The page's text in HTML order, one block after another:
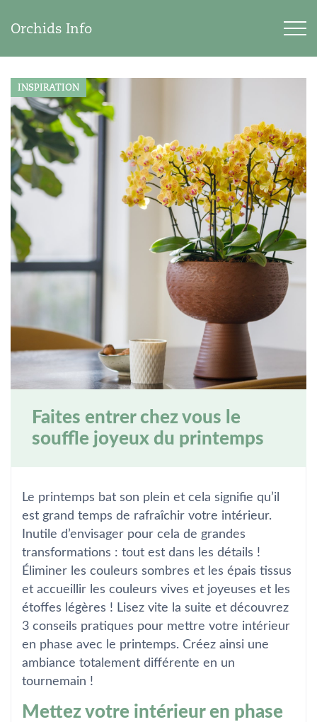
Orchids Info
INSPIRATION
Faites entrer chez vous le
souffle joyeux du printemps
Le printemps bat son plein et cela signifie qu’il
est grand temps de rafraîchir votre intérieur.
Inutile d’envisager pour cela de grandes
transformations : tout est dans les détails !
Éliminer les couleurs sombres et les épais tissus
et accueillir les couleurs vives et joyeuses et les
étoffes légères ! Lisez vite la suite et découvrez
3 conseils pratiques pour mettre votre intérieur
en phase avec le printemps. Créez ainsi une
ambiance totalement différente en un
tournemain !
Mettez votre intérieur en phase